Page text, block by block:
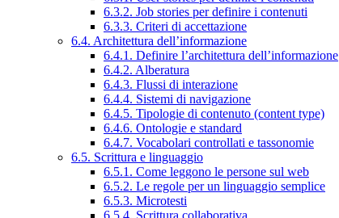
6.3.2. Job stories per definire i contenuti
6.3.3. Criteri di accettazione
6.4. Architettura dell’informazione
6.4.1. Definire l’architettura dell’informazione
6.4.2. Alberatura
6.4.3. Flussi di interazione
6.4.4. Sistemi di navigazione
6.4.5. Tipologie di contenuto (content type)
6.4.6. Ontologie e standard
6.4.7. Vocabolari controllati e tassonomie
6.5. Scrittura e linguaggio
6.5.1. Come leggono le persone sul web
6.5.2. Le regole per un linguaggio semplice
6.5.3. Microtesti
6.5.4. Scrittura collaborativa